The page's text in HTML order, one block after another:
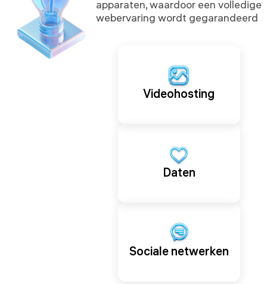
apparaten, waardoor een volledige
webervaring wordt gegarandeerd
Videohosting
Daten
Sociale netwerken